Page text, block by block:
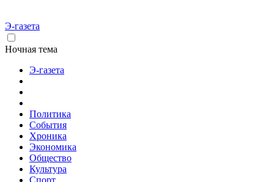
Э-газета
Ночная тема
Э-газета
Политика
События
Хроника
Экономика
Общество
Культура
Спорт